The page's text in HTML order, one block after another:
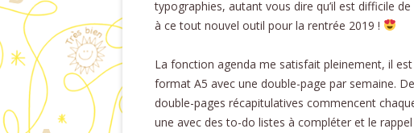
typographies, autant vous dire qu’il est difficile
à ce tout nouvel outil pour la rentrée 2019 !
La fonction agenda me satisfait pleinement, il est
format A5 avec une double-page par semaine.
double-pages récapitulatives commencent
une avec des to-do listes à compléter et le rappel